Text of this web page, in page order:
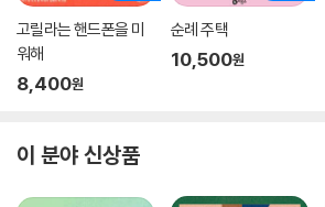
고릴라는 핸드폰을 미
워해
8,400원
순례 주택
10,500원
이 분야 신상품